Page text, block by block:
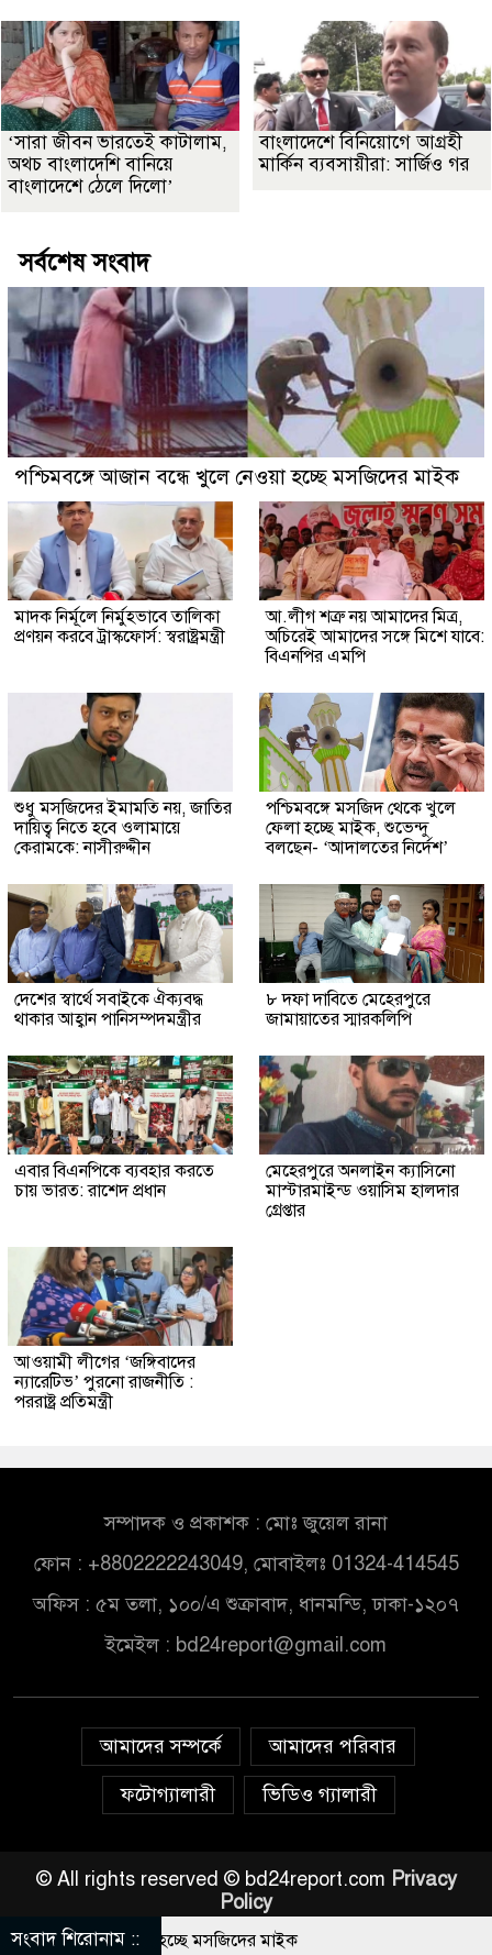
‘সারা জীবন ভারতেই কাটালাম,
অথচ বাংলাদেশি বানিয়ে
বাংলাদেশে ঠেলে দিলো’
বাংলাদেশে বিনিয়োগে আগ্রহী
মার্কিন ব্যবসায়ীরা: সার্জিও গর
সর্বশেষ সংবাদ
পশ্চিমবঙ্গে আজান বন্ধে খুলে নেওয়া হচ্ছে মসজিদের মাইক
মাদক নির্মূলে নির্মুহভাবে তালিকা
প্রণয়ন করবে ট্রাস্কফোর্স: স্বরাষ্ট্রমন্ত্রী
আ.লীগ শত্রু নয় আমাদের মিত্র,
অচিরেই আমাদের সঙ্গে মিশে যাবে:
বিএনপির এমপি
শুধু মসজিদের ইমামতি নয়, জাতির
দায়িত্ব নিতে হবে ওলামায়ে
কেরামকে: নাসীরুদ্দীন
পশ্চিমবঙ্গে মসজিদ থেকে খুলে
ফেলা হচ্ছে মাইক, শুভেন্দু
বলছেন- ‘আদালতের নির্দেশ’
দেশের স্বার্থে সবাইকে ঐক্যবদ্ধ
থাকার আহ্বান পানিসম্পদমন্ত্রীর
৮ দফা দাবিতে মেহেরপুরে
জামায়াতের স্মারকলিপি
এবার বিএনপিকে ব্যবহার করতে
চায় ভারত: রাশেদ প্রধান
মেহেরপুরে অনলাইন ক্যাসিনো
মাস্টারমাইন্ড ওয়াসিম হালদার
গ্রেপ্তার
আওয়ামী লীগের ‘জঙ্গিবাদের
ন্যারেটিভ’ পুরনো রাজনীতি :
পররাষ্ট্র প্রতিমন্ত্রী
সম্পাদক ও প্রকাশক : মোঃ জুয়েল রানা
ফোন : +8802222243049, মোবাইলঃ 01324-414545
অফিস : ৫ম তলা, ১০০/এ শুক্রাবাদ, ধানমন্ডি, ঢাকা-১২০৭
ইমেইল : bd24report@gmail.com
আমাদের সম্পর্কে
আমাদের পরিবার
ফটোগ্যালারী
ভিডিও গ্যালারী
© All rights reserved © bd24report.com Privacy
Policy
সংবাদ শিরোনাম ::
বন্ধে খুলে নেওয়া হচ্ছে মসজিদের মাইক